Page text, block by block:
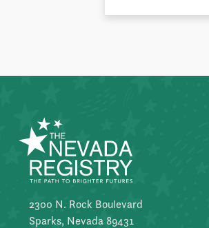
2300 N. Rock Boulevard
Sparks, Nevada 89431